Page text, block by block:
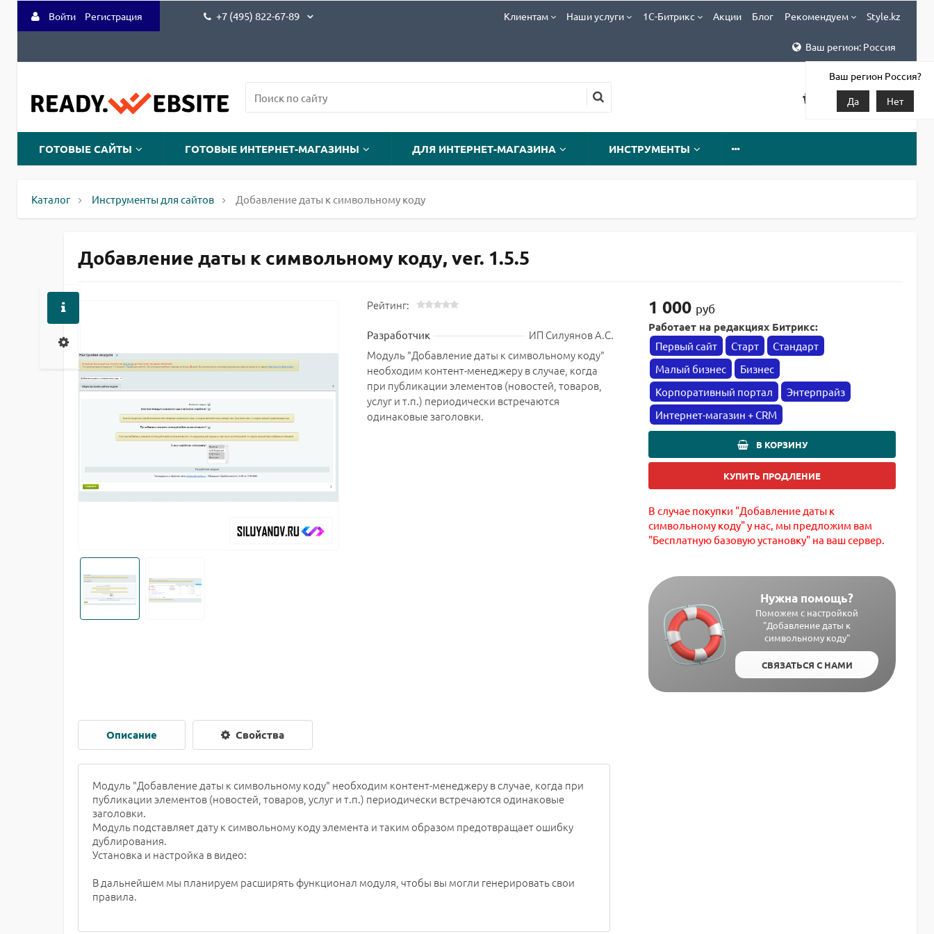
Войти Регистрация +7 (495) 822-67-89 Клиентам Наши услуги 1С-Битрикс Акции Блог Рекомендуем Style.kz
Ваш регион: Россия
Ваш регион Россия?
Да
Нет
ГОТОВЫЕ САЙТЫ ГОТОВЫЕ ИНТЕРНЕТ-МАГАЗИНЫ ДЛЯ ИНТЕРНЕТ-МАГАЗИНА ИНСТРУМЕНТЫ
Каталог Инструменты для сайтов Добавление даты к символьному коду
Добавление даты к символьному коду, ver. 1.5.5
Рейтинг:
Разработчик
ИП Силуянов А.С.
Модуль "Добавление даты к символьному коду"
необходим контент-менеджеру в случае, когда
при публикации элементов (новостей, товаров,
услуг и т.п.) периодически встречаются
одинаковые заголовки.
1 000 руб
Работает на редакциях Битрикс:
Первый сайт Старт
Стандарт
Малый бизнес
Бизнес
Корпоративный портал
Энтерпрайз
Интернет-магазин + CRM
В КОРЗИНУ
КУПИТЬ ПРОДЛЕНИЕ
В случае покупки "Добавление даты к
символьному коду" у нас, мы предложим вам
"Бесплатную базовую установку" на ваш сервер.
Нужна помощь?
Поможем с настройкой
"Добавление даты к
символьному коду"
СВЯЗАТЬСЯ С НАМИ
Описание Свойства
Модуль "Добавление даты к символьному коду" необходим контент-менеджеру в случае, когда при
публикации элементов (новостей, товаров, услуг и т.п.) периодически встречаются одинаковые
заголовки.
Модуль подставляет дату к символьному коду элемента и таким образом предотвращает ошибку
дублирования.
Установка и настройка в видео:
В дальнейшем мы планируем расширять функционал модуля, чтобы вы могли генерировать свои
правила.